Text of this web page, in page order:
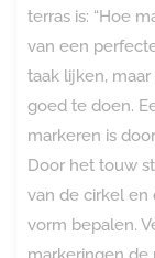
terras is: “Hoe
van een
taak lijken,
goed te doen.
markeren is
Door het touw
van de cirkel
vorm bepalen.